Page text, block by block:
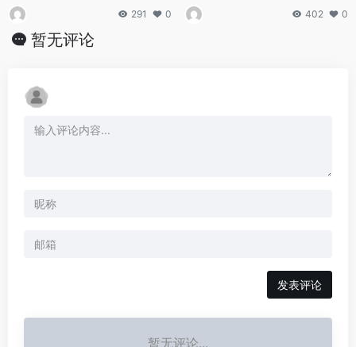
291 0 402 0
暂无评论
发表评论
暂无评论...